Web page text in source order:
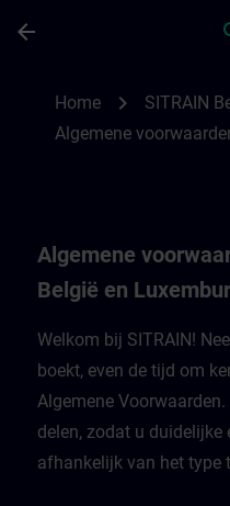
arrow_back
Home chevron_right SITRAIN
Algemene
Algemene
België en
Welkom bij SITRAIN!
boekt, even de tijd om
Algemene
delen, zodat u
afhankelijk van het type